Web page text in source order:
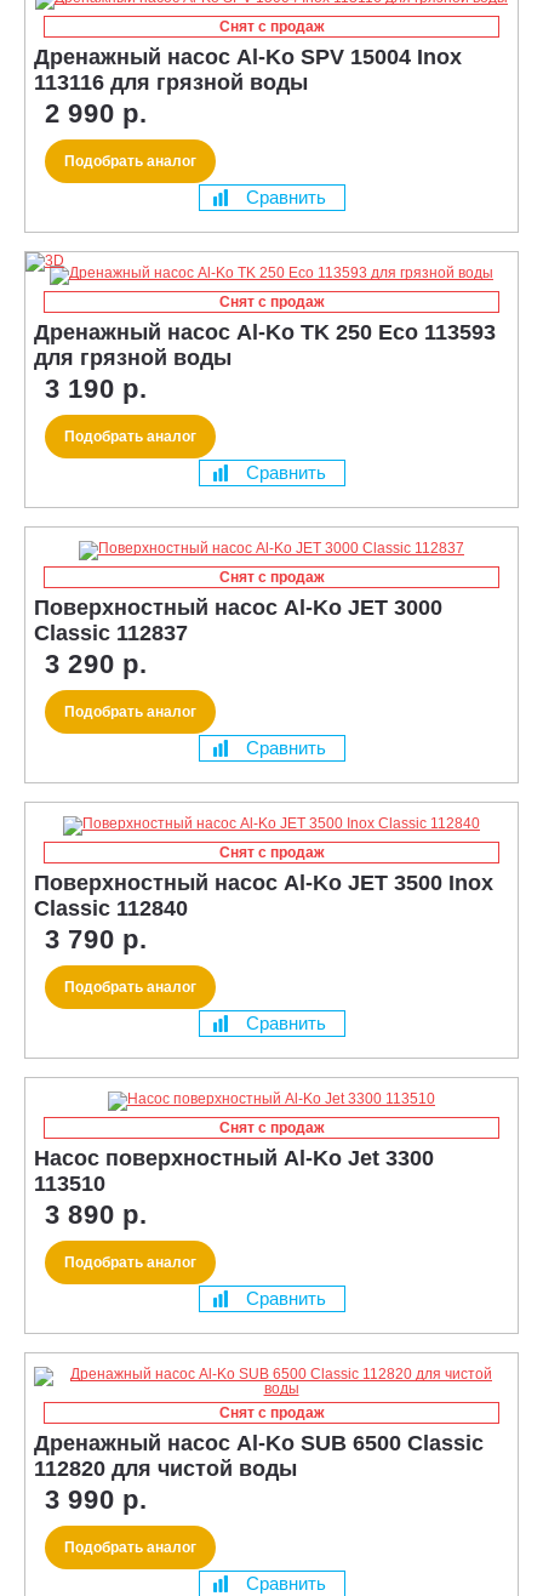
Снят с продаж
Дренажный насос Al-Ko SPV 15004 Inox
113116 для грязной воды
2 990 р.
Подобрать аналог
Сравнить
Снят с продаж
Дренажный насос Al-Ko TK 250 Eco 113593
для грязной воды
3 190 р.
Подобрать аналог
Сравнить
Снят с продаж
Поверхностный насос Al-Ko JET 3000
Classic 112837
3 290 р.
Подобрать аналог
Сравнить
Снят с продаж
Поверхностный насос Al-Ko JET 3500 Inox
Classic 112840
3 790 р.
Подобрать аналог
Сравнить
Снят с продаж
Насос поверхностный Al-Ko Jet 3300
113510
3 890 р.
Подобрать аналог
Сравнить
Снят с продаж
Дренажный насос Al-Ko SUB 6500 Classic
112820 для чистой воды
3 990 р.
Подобрать аналог
Сравнить